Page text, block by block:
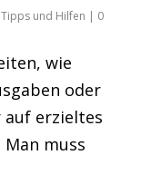
Tipps und Hilfen | 0
wie
oder
auf erzieltes
muss